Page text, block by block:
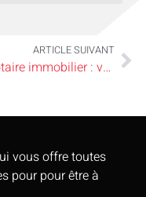
ARTICLE SUIVANT
Le notaire immobilier : votre allié secret dans la quête de la maison parfaite
vous offre toutes
pour pour être à